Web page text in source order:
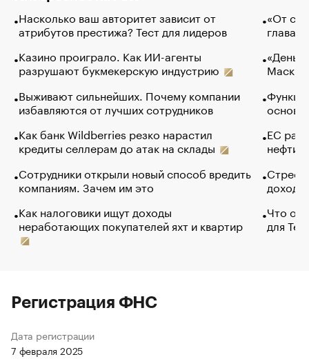
Насколько ваш авторитет зависит от
атрибутов престижа? Тест для лидеров
Казино проиграло. Как ИИ-агенты
разрушают букмекерскую индустрию
Выживают сильнейших. Почему компании
избавляются от лучших сотрудников
Как банк Wildberries резко нарастил
кредиты селлерам до атак на склады
Сотрудники открыли новый способ вредить
компаниям. Зачем им это
Как налоговики ищут доходы
неработающих покупателей яхт и квартир
«От
глава
Маск в
основ
ЕС
нефти
Что
для
Регистрация ФНС
Дата регистрации
7 февраля 2025